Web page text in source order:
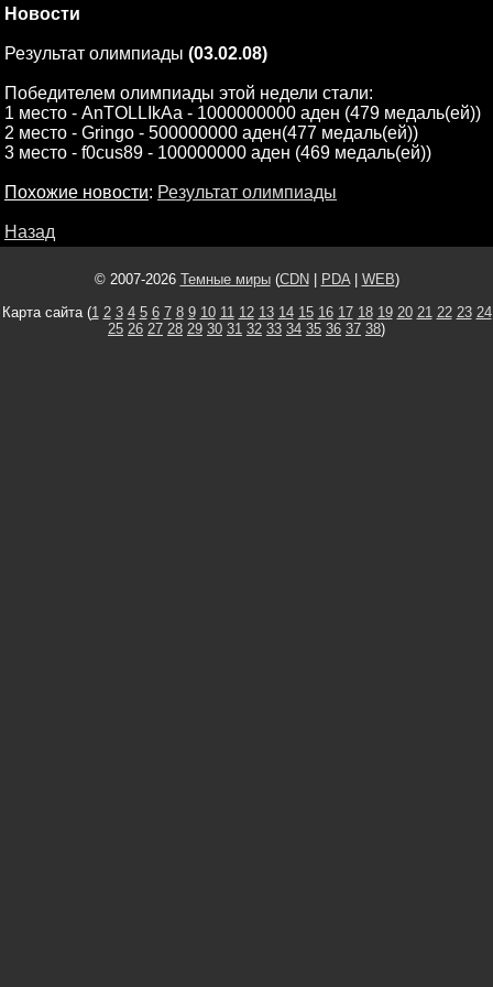
Новости
Результат олимпиады (03.02.08)
Победителем олимпиады этой недели стали:
1 место - AnTOLLIkAa - 1000000000 аден (479 медаль(ей))
2 место - Gringo - 500000000 аден(477 медаль(ей))
3 место - f0cus89 - 100000000 аден (469 медаль(ей))
Похожие новости: Результат олимпиады
Назад
© 2007-2026 Темные миры(CDN PDA| WEB)
Карта сайта (1 2 3 4 5 6 7 8 9 10 11 12 13 14 15 16 17 18 19 20 21 22 23 24
25 26 27 28 29 30 31 32 33 34 35 36 37 38)